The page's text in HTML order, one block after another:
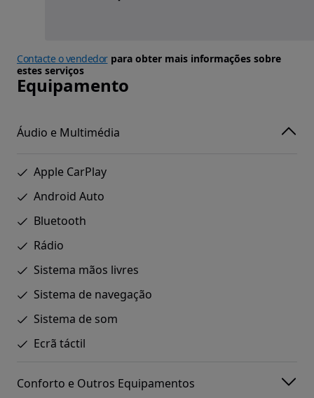
Contacte o vendedorpara obter mais informações sobre
estes serviços
Equipamento
Áudio e Multimédia
Apple CarPlay
Android Auto
Bluetooth
Rádio
Sistema mãos livres
Sistema de navegação
Sistema de som
Ecrã táctil
Conforto e Outros Equipamentos